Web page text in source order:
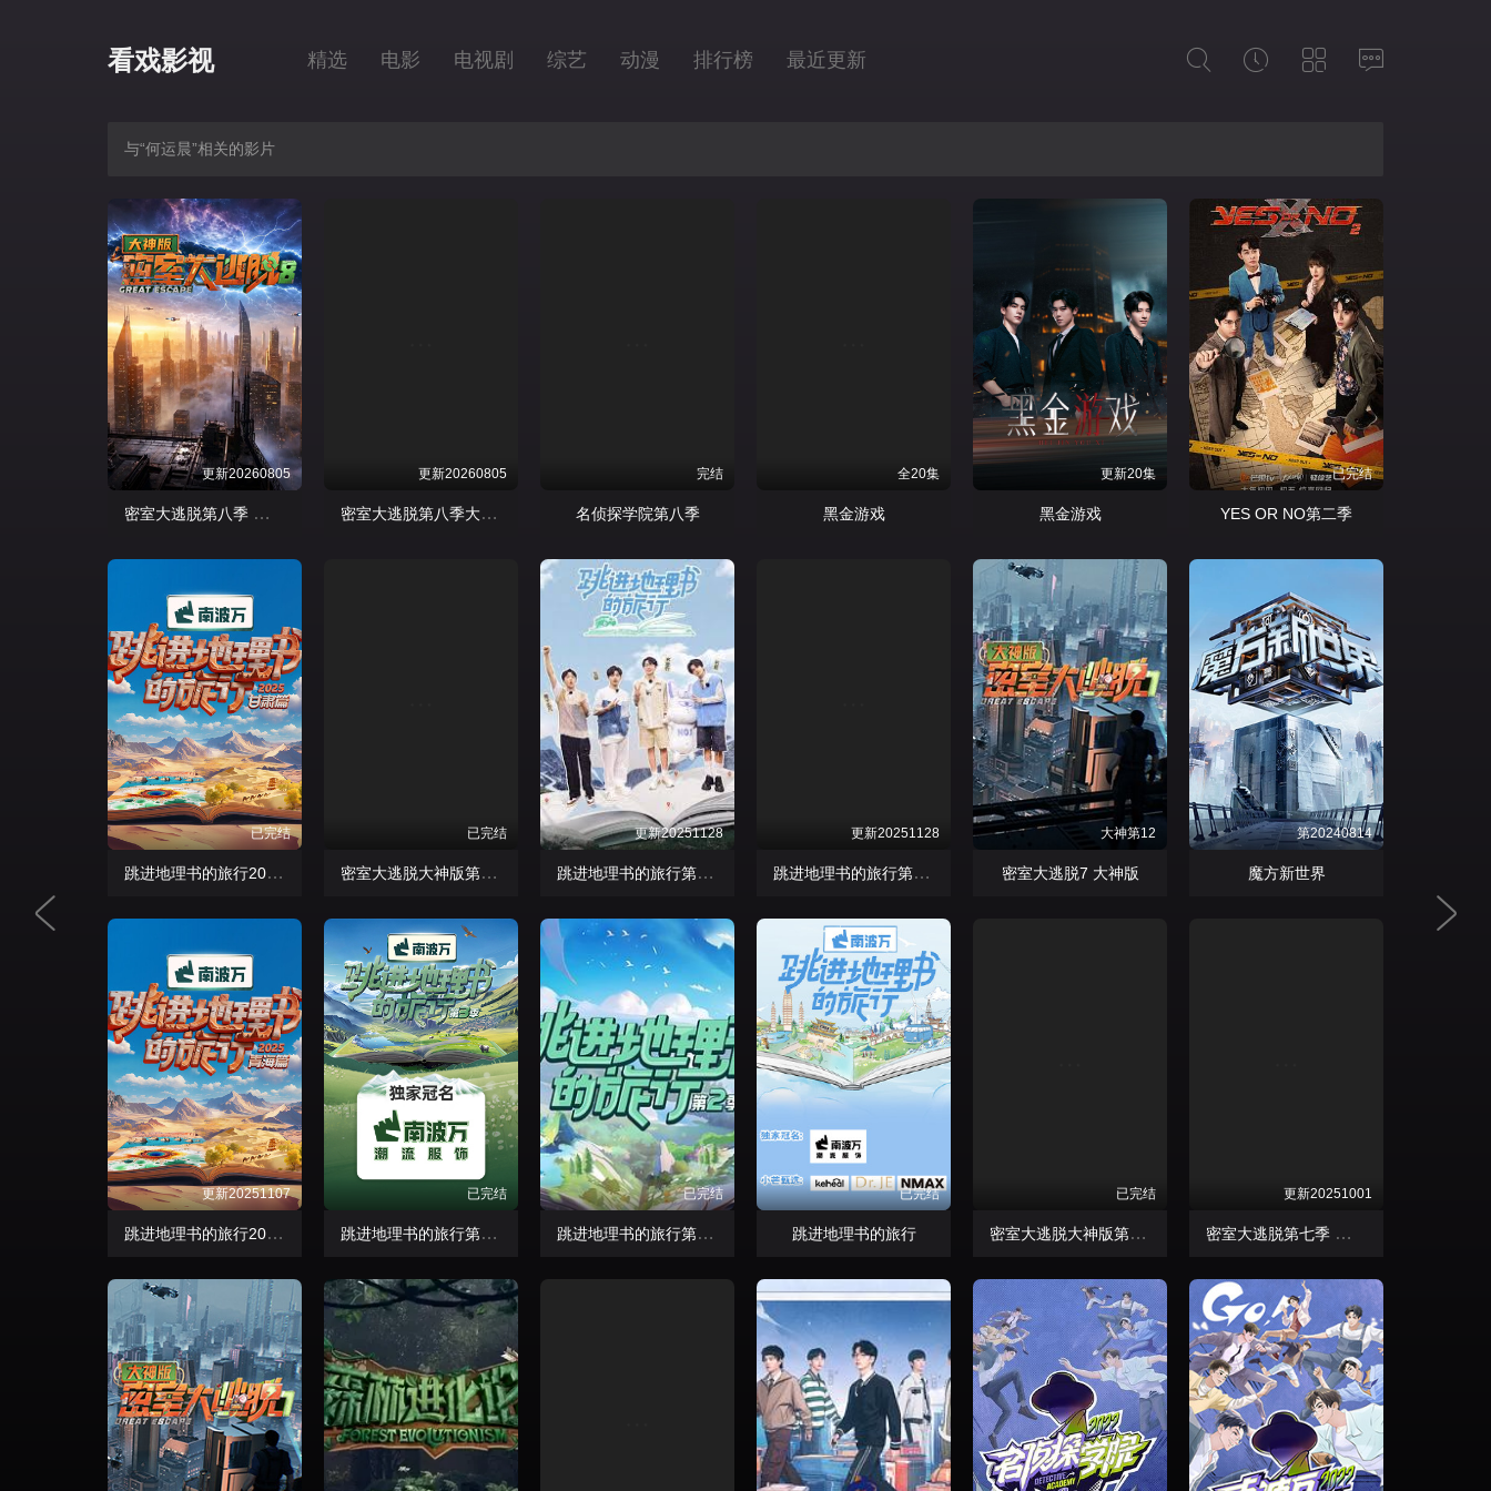
看戏影视 精选 电影 电视剧 综艺 动漫 排行榜 最近更新
与“何运晨”相关的影片
更新20260805
密室大逃脱第八季 大神版
更新20260805
密室大逃脱第八季大神版
完结
名侦探学院第八季
全20集
黑金游戏
更新20集
黑金游戏
已完结
YES OR NO第二季
已完结
跳进地理书的旅行2025·甘肃篇
已完结
密室大逃脱大神版第六季
更新20251128
跳进地理书的旅行第四季
更新20251128
跳进地理书的旅行第四季
大神第12
密室大逃脱7 大神版
第20240814
魔方新世界
更新20251107
跳进地理书的旅行2025·青海篇
已完结
跳进地理书的旅行第三季
已完结
跳进地理书的旅行第二季
已完结
跳进地理书的旅行
已完结
密室大逃脱大神版第七季
更新20251001
密室大逃脱第七季 大神版